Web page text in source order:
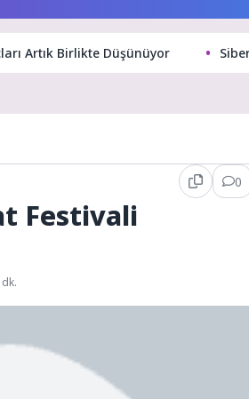
Artık Birlikte Düşünüyor
0
Festivali